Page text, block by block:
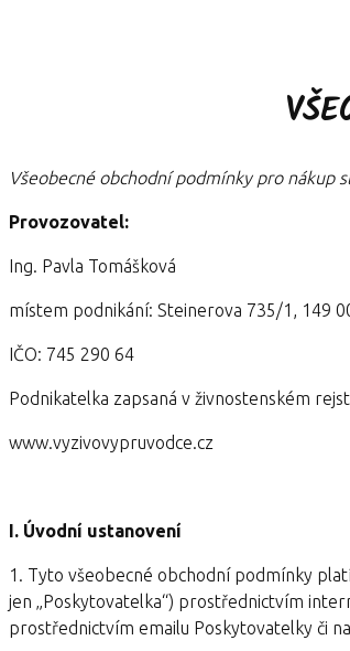
Všeobecné obchodní podmínky pro nákup
Provozovatel:
Ing. Pavla Tomášková
místem podnikání: Steinerova 735/1, 149
IČO: 745 290 64
Podnikatelka zapsaná v živnostenském
www.vyzivovypruvodce.cz
I. Úvodní ustanovení
1. Tyto všeobecné obchodní podmínky
jen „Poskytovatelka“) prostřednictvím
prostřednictvím emailu Poskytovatelky či